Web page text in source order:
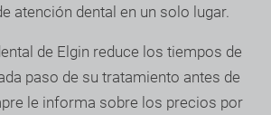
atención dental en un solo lugar.
de Elgin reduce los tiempos de
paso de su tratamiento antes de
le informa sobre los precios por